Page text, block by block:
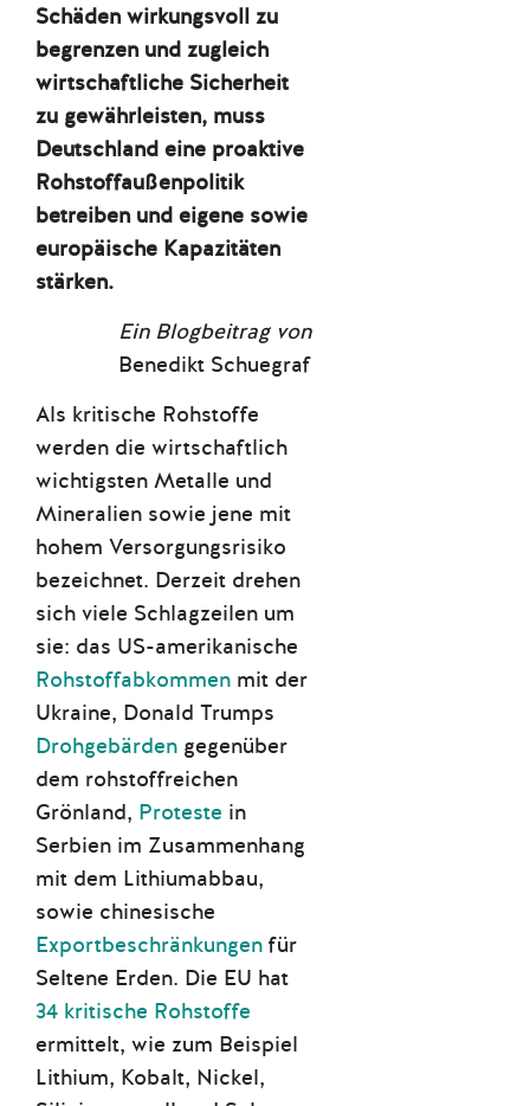
Schäden wirkungsvoll zu
begrenzen und zugleich
wirtschaftliche Sicherheit
zu gewährleisten, muss
Deutschland eine proaktive
Rohstoffaußenpolitik
betreiben und eigene sowie
europäische Kapazitäten
stärken.
Ein Blogbeitrag von
Benedikt Schuegraf
Als kritische Rohstoffe
werden die wirtschaftlich
wichtigsten Metalle und
Mineralien sowie jene mit
hohem Versorgungsrisiko
bezeichnet. Derzeit drehen
sich viele Schlagzeilen um
sie: das US-amerikanische
Rohstoffabkommen mit der
Ukraine, Donald Trumps
Drohgebärden gegenüber
dem rohstoffreichen
Grönland, Proteste in
Serbien im Zusammenhang
mit dem Lithiumabbau,
sowie chinesische
Exportbeschränkungen für
Seltene Erden. Die EU hat
34 kritische Rohstoffe
ermittelt, wie zum Beispiel
Lithium, Kobalt, Nickel,